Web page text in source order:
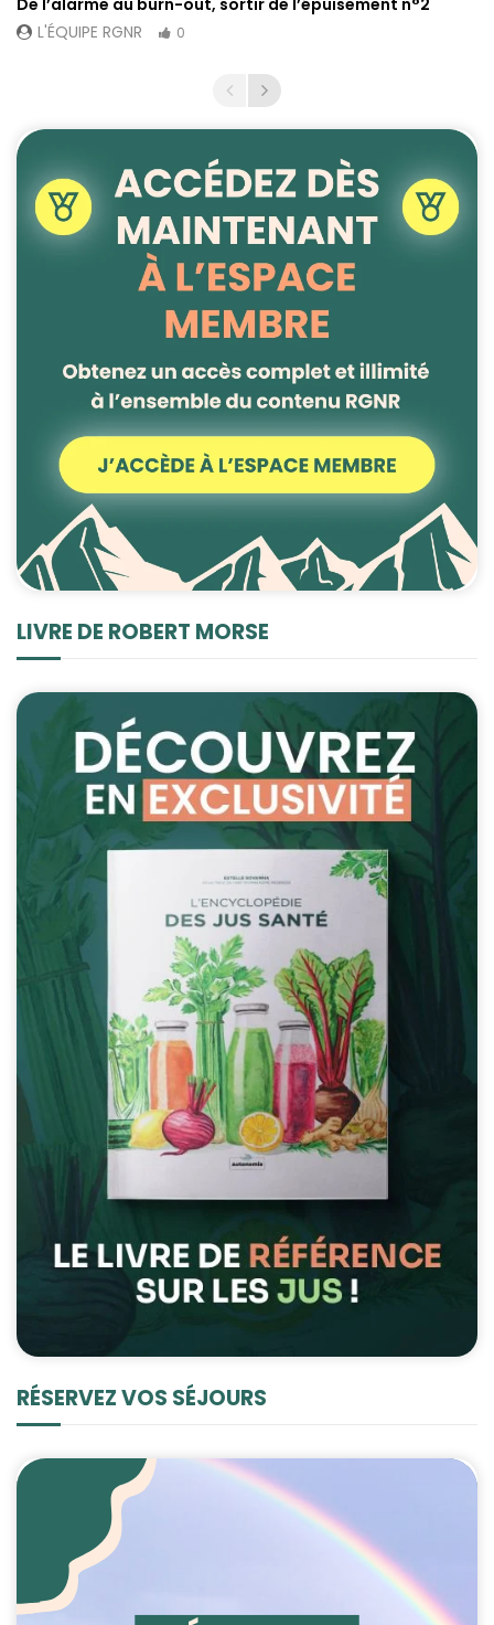
De l’alarme au burn-out, sortir de l’épuisement n°2
L'ÉQUIPE RGNR
0
LIVRE DE ROBERT MORSE
RÉSERVEZ VOS SÉJOURS